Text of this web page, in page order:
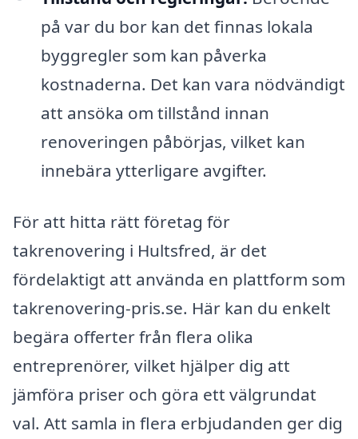
på var du bor kan det finnas lokala
byggregler som kan påverka
kostnaderna. Det kan vara nödvändigt
att ansöka om tillstånd innan
renoveringen påbörjas, vilket kan
innebära ytterligare avgifter.
För att hitta rätt företag för
takrenovering i Hultsfred, är det
fördelaktigt att använda en plattform som
takrenovering-pris.se. Här kan du enkelt
begära offerter från flera olika
entreprenörer, vilket hjälper dig att
jämföra priser och göra ett välgrundat
val. Att samla in flera erbjudanden ger dig